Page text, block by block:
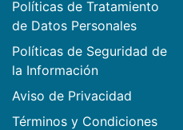
Políticas de Tratamiento
de Datos Personales
Políticas de Seguridad de
la Información
Aviso de Privacidad
Términos y Condiciones